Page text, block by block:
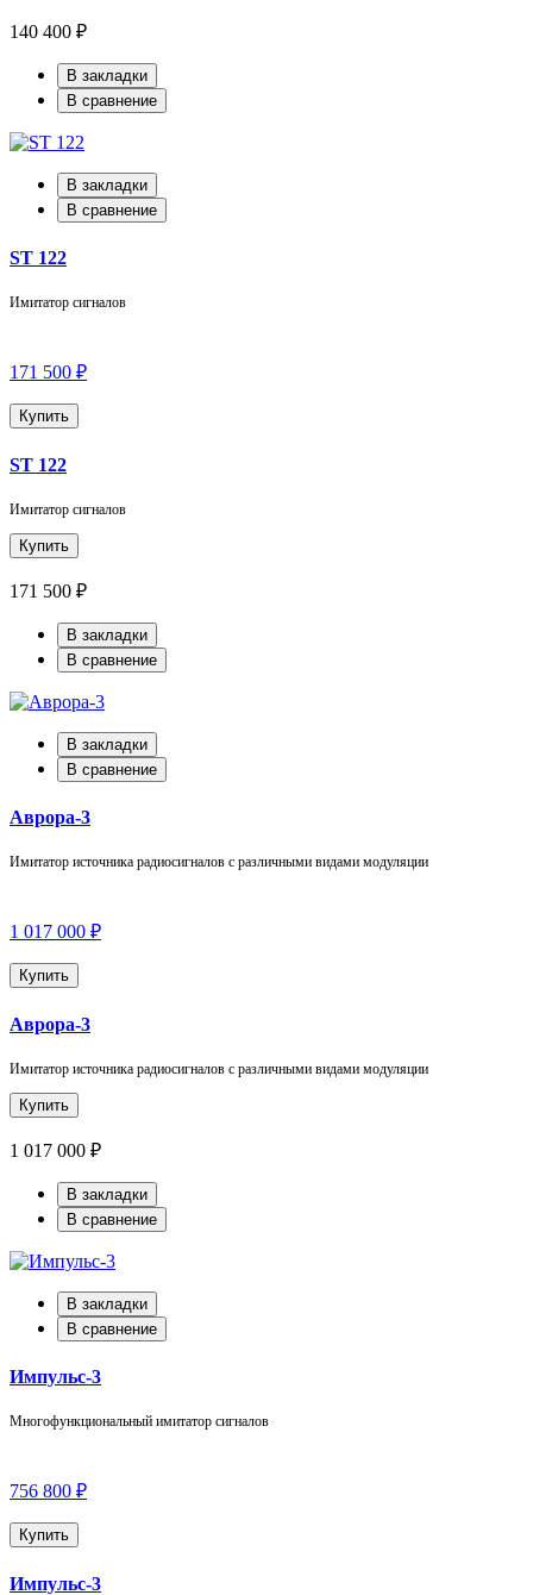
140 400 ₽
В закладки
В сравнение
В закладки
В сравнение
ST 122
Имитатор сигналов
171 500 ₽
Купить
ST 122
Имитатор сигналов
Купить
171 500 ₽
В закладки
В сравнение
В закладки
В сравнение
Аврора-3
Имитатор источника радиосигналов с различными видами модуляции
1 017 000 ₽
Купить
Аврора-3
Имитатор источника радиосигналов с различными видами модуляции
Купить
1 017 000 ₽
В закладки
В сравнение
В закладки
В сравнение
Импульс-3
Многофункциональный имитатор сигналов
756 800 ₽
Купить
Импульс-3